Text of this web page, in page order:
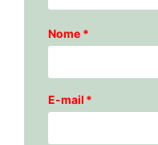
Nome *
E-mail *